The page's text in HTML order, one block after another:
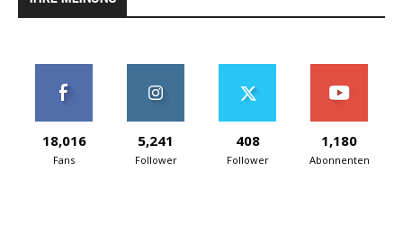
18,016
Fans
5,241
Follower
408
Follower
1,180
Abonnenten